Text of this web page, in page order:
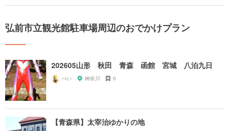
弘前市立観光館駐車場周辺のおでかけプラン
202605山形 秋田 青森 函館 宮城 八泊九日
ぺい 神奈川 0
【青森県】太宰治ゆかりの地